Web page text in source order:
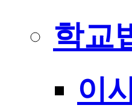
학교
이